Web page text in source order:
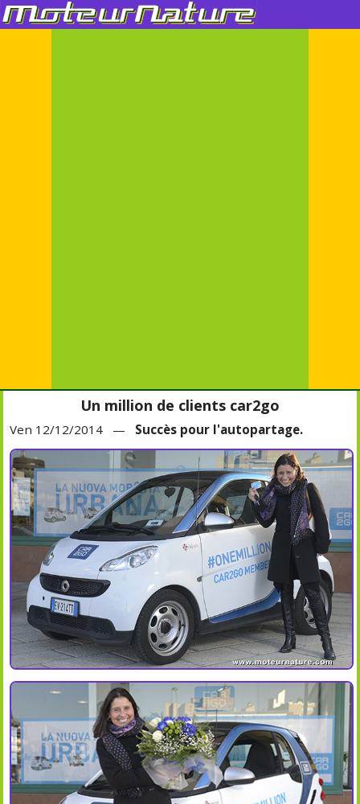
Un million de clients car2go
Ven 12/12/2014 — Succès pour l'autopartage.